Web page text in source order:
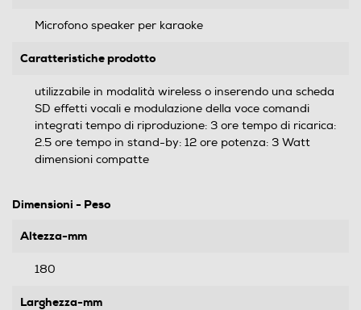
Microfono speaker per karaoke
Caratteristiche prodotto
utilizzabile in modalità wireless o inserendo una scheda
SD effetti vocali e modulazione della voce comandi
integrati tempo di riproduzione: 3 ore tempo di ricarica:
2.5 ore tempo in stand-by: 12 ore potenza: 3 Watt
dimensioni compatte
Dimensioni - Peso
Altezza-mm
180
Larghezza-mm